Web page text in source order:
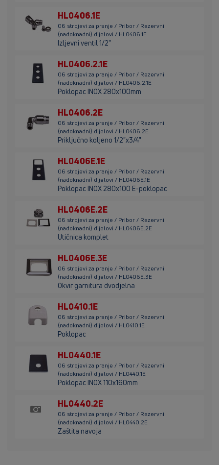
HL0406.1E
06 strojevi za pranje / Pribor / Rezervni
(nadoknadni) dijelovi / HL0406.1E
Izljevni ventil 1/2"
HL0406.2.1E
06 strojevi za pranje / Pribor / Rezervni
(nadoknadni) dijelovi / HL0406.2.1E
Poklopac INOX 280x100mm
HL0406.2E
06 strojevi za pranje / Pribor / Rezervni
(nadoknadni) dijelovi / HL0406.2E
Priključno koljeno 1/2"x3/4"
HL0406E.1E
06 strojevi za pranje / Pribor / Rezervni
(nadoknadni) dijelovi / HL0406E.1E
Poklopac INOX 280x100 E-poklopac
HL0406E.2E
06 strojevi za pranje / Pribor / Rezervni
(nadoknadni) dijelovi / HL0406E.2E
Utičnica komplet
HL0406E.3E
06 strojevi za pranje / Pribor / Rezervni
(nadoknadni) dijelovi / HL0406E.3E
Okvir garnitura dvodjelna
HL0410.1E
06 strojevi za pranje / Pribor / Rezervni
(nadoknadni) dijelovi / HL0410.1E
Poklopac
HL0440.1E
06 strojevi za pranje / Pribor / Rezervni
(nadoknadni) dijelovi / HL0440.1E
Poklopac INOX 110x160mm
HL0440.2E
06 strojevi za pranje / Pribor / Rezervni
(nadoknadni) dijelovi / HL0440.2E
Zaštita navoja